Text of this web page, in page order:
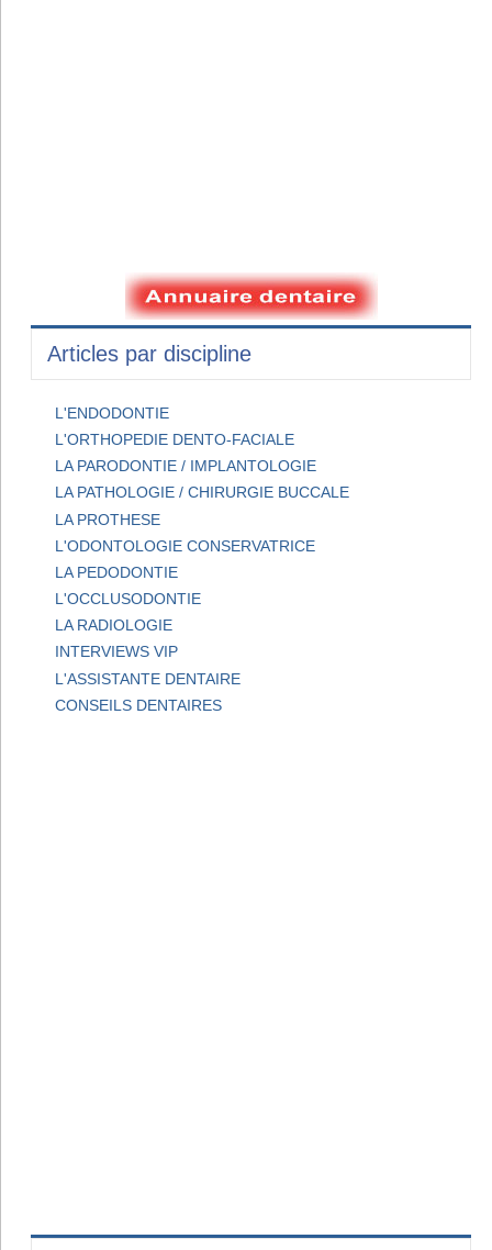
Articles par discipline
L'ENDODONTIE
L'ORTHOPEDIE DENTO-FACIALE
LA PARODONTIE / IMPLANTOLOGIE
LA PATHOLOGIE / CHIRURGIE BUCCALE
LA PROTHESE
L'ODONTOLOGIE CONSERVATRICE
LA PEDODONTIE
L'OCCLUSODONTIE
LA RADIOLOGIE
INTERVIEWS VIP
L'ASSISTANTE DENTAIRE
CONSEILS DENTAIRES